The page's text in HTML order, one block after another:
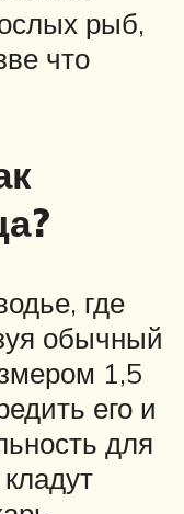
рыб,
что
где
обычный
1,5
его и
для